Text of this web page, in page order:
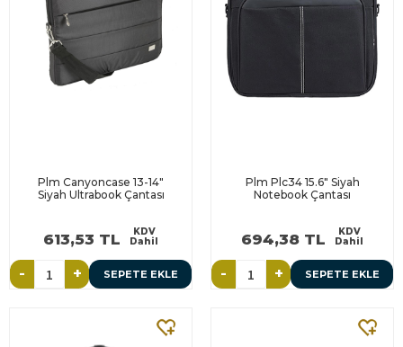
Plm Canyoncase 13-14"
Siyah Ultrabook Çantası
613,53 TL
KDV
Dahil
- + SEPETE EKLE
Plm Plc34 15.6" Siyah
Notebook Çantası
694,38 TL
KDV
Dahil
- + SEPETE EKLE